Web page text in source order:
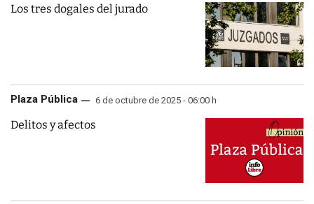
Los tres dogales del jurado
Plaza Pública 6 de octubre de 2025 - 06:00 h
Delitos y afectos